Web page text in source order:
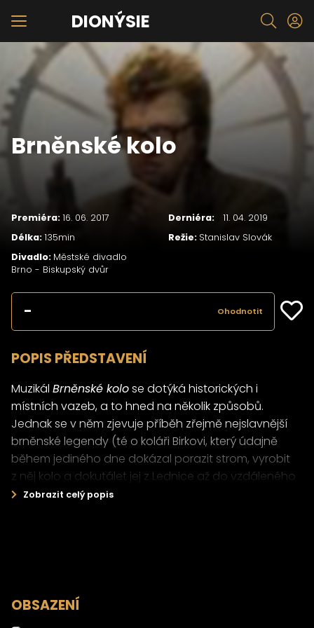
DIONÝSIE
Brněnské kolo
- Ohodnotit
Premiéra:16. 06. 2017 Derniéra:
11. 04. 2019
Délka:135min Režie: Stanislav Slovák
Divadlo: Městské divadlo
Brno - Biskupský dvůr
POPIS PŘEDSTAVENÍ
Muzikál Brněnské kolose dotýká historických i
místních vazeb, a to hned na několik způsobů.
Jednak se v něm zjevuje příběh zřejmě nejslavnější
brněnské legendy (té o koláři Birkovi, který údajně
během jediného dne dokázal porazit strom, vyrobit
z něj kolo a dokutálet jej z Lednice až do vzdáleného
Brna). Dále se v něm objevuje řada postav
19. století samotným Thomasem Alvou Edisonem.
Zobrazit celý popis
OBSAZENÍ